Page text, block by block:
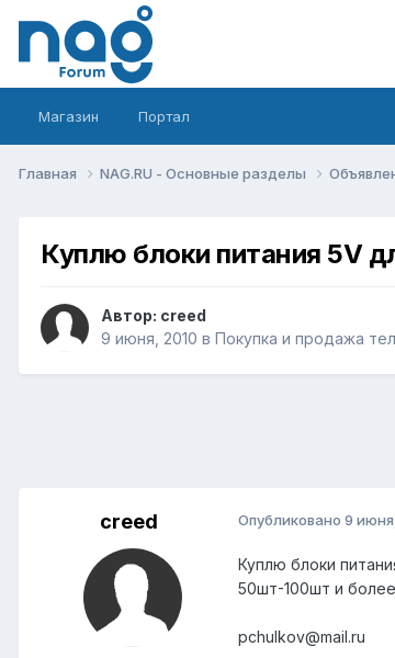
Магазин Портал
Главная NAG.RU - Основные разделы
Куплю блоки питания 5V
Автор: creed
9 июня, 2010 в Покупка и продажа
creed Опубликовано 9
Куплю блоки
50шт-100шт и более
pchulkov@mail.ru